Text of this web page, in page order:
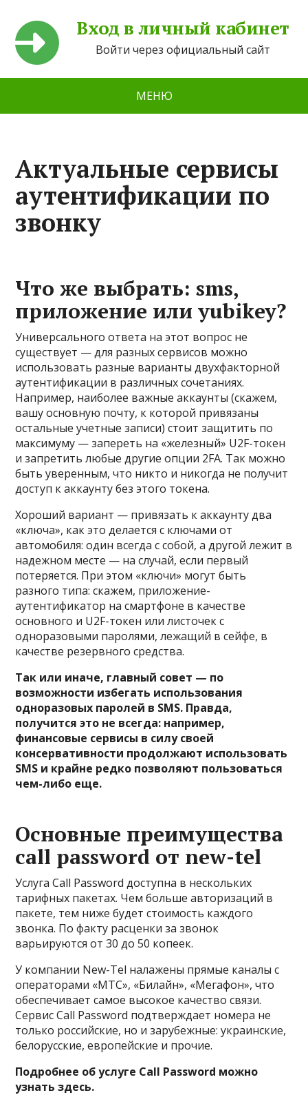
Вход в личный кабинет
Войти через официальный сайт
МЕНЮ
Актуальные сервисы
аутентификации по
звонку
Что же выбрать: sms,
приложение или yubikey?
Универсального ответа на этот вопрос не
существует — для разных сервисов можно
использовать разные варианты двухфакторной
аутентификации в различных сочетаниях.
Например, наиболее важные аккаунты (скажем,
вашу основную почту, к которой привязаны
остальные учетные записи) стоит защитить по
максимуму — запереть на «железный» U2F-токен
и запретить любые другие опции 2FA. Так можно
быть уверенным, что никто и никогда не получит
доступ к аккаунту без этого токена.
Хороший вариант — привязать к аккаунту два
«ключа», как это делается с ключами от
автомобиля: один всегда с собой, а другой лежит в
надежном месте — на случай, если первый
потеряется. При этом «ключи» могут быть
разного типа: скажем, приложение-
аутентификатор на смартфоне в качестве
основного и U2F-токен или листочек с
одноразовыми паролями, лежащий в сейфе, в
качестве резервного средства.
Так или иначе, главный совет — по
возможности избегать использования
одноразовых паролей в SMS. Правда,
получится это не всегда: например,
финансовые сервисы в силу своей
консервативности продолжают использовать
SMS и крайне редко позволяют пользоваться
чем-либо еще.
Основные преимущества
call password от new-tel
Услуга Call Password доступна в нескольких
тарифных пакетах. Чем больше авторизаций в
пакете, тем ниже будет стоимость каждого
звонка. По факту расценки за звонок
варьируются от 30 до 50 копеек.
У компании New-Tel налажены прямые каналы с
операторами «МТС», «Билайн», «Мегафон», что
обеспечивает самое высокое качество связи.
Сервис Call Password подтверждает номера не
только российские, но и зарубежные: украинские,
белорусские, европейские и прочие.
Подробнее об услуге Call Password можно
узнать здесь.